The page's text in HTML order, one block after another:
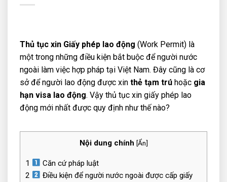
Thủ tục xin Giấy phép lao động (Work Permit) là
một trong những điều kiện bắt buộc để người nước
ngoài làm việc hợp pháp tại Việt Nam. Đây cũng là cơ
sở để người lao động được xin thẻ tạm trú hoặc gia
hạn visa lao động. Vậy thủ tục xin giấy phép lao
động mới nhất được quy định như thế nào?
Nội dung chính [Ẩn]
1
Căn cứ pháp luật
2
Điều kiện để người nước ngoài được cấp giấy